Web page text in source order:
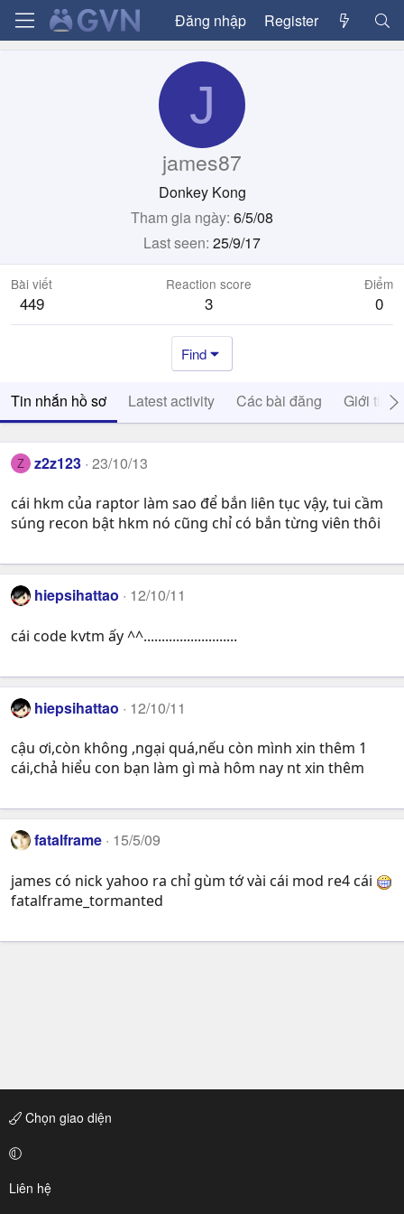
Đăng nhập Register
J
james87
Donkey Kong
Tham gia ngày 6/5/08
Last seen 25/9/17
Bài viết
449
Reaction score
3
Điểm
0
Find
Tin nhắn hồ sơ Latest activity Các bài đăng Giới thiệu
Z z2z123 23/10/13
cái hkm của raptor làm sao để bắn liên tục vậy, tui cầm
súng recon bật hkm nó cũng chỉ có bắn từng viên thôi
hiepsihattao 12/10/11
cái code kvtm ấy ^^..........................
hiepsihattao 12/10/11
cậu ơi,còn không ,ngại quá,nếu còn mình xin thêm 1
cái,chả hiểu con bạn làm gì mà hôm nay nt xin thêm
fatalframe 15/5/09
james có nick yahoo ra chỉ gùm tớ vài cái mod re4 cái
fatalframe_tormanted
Chọn giao diện
Liên hệ